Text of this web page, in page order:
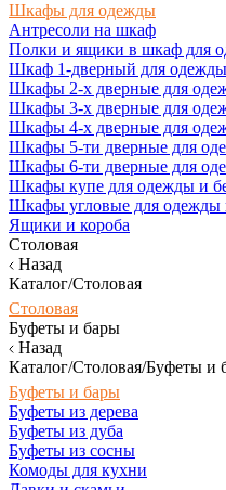
Шкафы для одежды
Антресоли на шкаф
Полки и ящики в шкаф для
Шкаф 1-дверный для одежды
Шкафы 2-х дверные для
Шкафы 3-х дверные для
Шкафы 4-х дверные для
Шкафы 5-ти дверные для
Шкафы 6-ти дверные для
Шкафы купе для одежды и
Шкафы угловые для одежды
Ящики и короба
Столовая
Назад
Каталог/Столовая
Столовая
Буфеты и бары
Назад
Каталог/Столовая/Буфеты и
Буфеты и бары
Буфеты из дерева
Буфеты из дуба
Буфеты из сосны
Комоды для кухни